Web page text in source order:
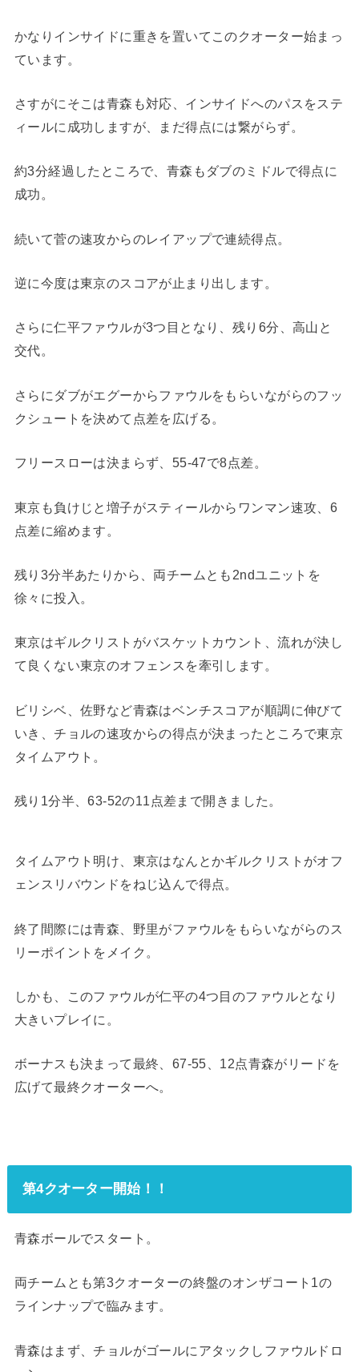
かなりインサイドに重きを置いてこのクオーター始まっ
ています。
さすがにそこは青森も対応、インサイドへのパスをステ
ィールに成功しますが、まだ得点には繋がらず。
約3分経過したところで、青森もダブのミドルで得点に
成功。
続いて菅の速攻からのレイアップで連続得点。
逆に今度は東京のスコアが止まり出します。
さらに仁平ファウルが3つ目となり、残り6分、高山と
交代。
さらにダブがエグーからファウルをもらいながらのフッ
クシュートを決めて点差を広げる。
フリースローは決まらず、55-47で8点差。
東京も負けじと増子がスティールからワンマン速攻、6
点差に縮めます。
残り3分半あたりから、両チームとも2ndユニットを
徐々に投入。
東京はギルクリストがバスケットカウント、流れが決し
て良くない東京のオフェンスを牽引します。
ビリシベ、佐野など青森はベンチスコアが順調に伸びて
いき、チョルの速攻からの得点が決まったところで東京
タイムアウト。
残り1分半、63-52の11点差まで開きました。
タイムアウト明け、東京はなんとかギルクリストがオフ
ェンスリバウンドをねじ込んで得点。
終了間際には青森、野里がファウルをもらいながらのス
リーポイントをメイク。
しかも、このファウルが仁平の4つ目のファウルとなり
大きいプレイに。
ボーナスも決まって最終、67-55、12点青森がリードを
広げて最終クオーターへ。
第4クオーター開始！！
青森ボールでスタート。
両チームとも第3クオーターの終盤のオンザコート1の
ラインナップで臨みます。
青森はまず、チョルがゴールにアタックしファウルドロ